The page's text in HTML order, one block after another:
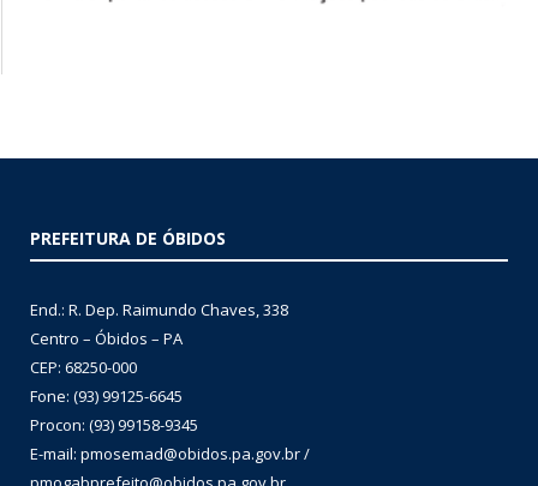
PREFEITURA DE ÓBIDOS
End.: R. Dep. Raimundo Chaves, 338
Centro – Óbidos – PA
CEP: 68250-000
Fone: (93) 99125-6645
Procon: (93) 99158-9345
E-mail: pmosemad@obidos.pa.gov.br /